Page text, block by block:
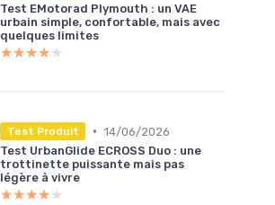
Test EMotorad Plymouth : un VAE
urbain simple, confortable, mais avec
quelques limites
★★★★★
★★★★★
Test Produit • 14/06/2026
Test UrbanGlide ECROSS Duo : une
trottinette puissante mais pas
légère à vivre
★★★★★
★★★★★